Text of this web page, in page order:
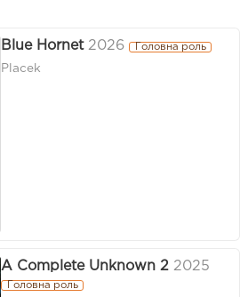
Blue Hornet 2026 Головна роль
Placek
A Complete Unknown 2 2025
Головна роль